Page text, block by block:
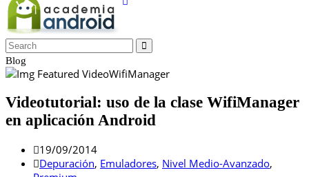
Blog
Videotutorial: uso de la clase WifiManager
en aplicación Android
19/09/2014
Depuración, Emuladores, Nivel Medio-Avanzado,